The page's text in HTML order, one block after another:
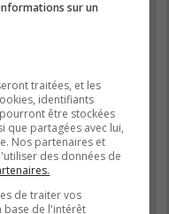
GNU 2.0
» et qui peut être
et phpBB Limited ne peut
de la conduite et du contenu
le site de phpBB
à caractère abusif, obscène,
etc. qui
du pays dans lequel le
ou encore la loi
dispositions, vous vous
et nous nous réservons
sur un
traitées, et les
identifiants
être stockées
que partagées avec lui,
Nos partenaires et
des données de
de traiter vos
base de l'intérêt